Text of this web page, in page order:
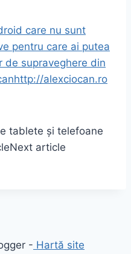
care nu sunt
pentru care ai putea
de supraveghere din
http://alexciocan.ro
tablete și telefoane
Next article
- Hartă site